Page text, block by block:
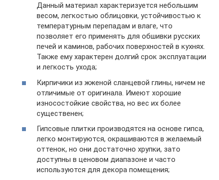
Данный материал характеризуется небольшим
весом, легкостью облицовки, устойчивостью к
температурным перепадам и влаге, что
позволяет его применять для обшивки русских
печей и каминов, рабочих поверхностей в кухнях.
Также ему характерен долгий срок эксплуатации
и легкость ухода;
Кирпичики из жженой сланцевой глины, ничем не
отличимые от оригинала. Имеют хорошие
износостойкие свойства, но вес их более
существенен;
Гипсовые плитки производятся на основе гипса,
легко монтируются, окрашиваются в желаемый
оттенок, но они достаточно хрупки, зато
доступны в ценовом диапазоне и часто
используются для декора помещения;